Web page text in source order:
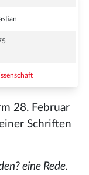
28. Februar
Schriften
eine Rede.